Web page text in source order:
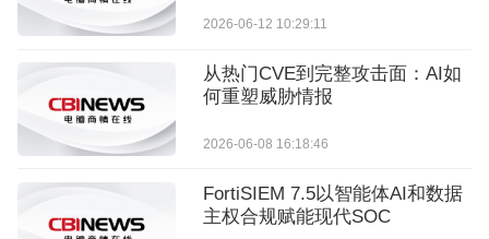
2026-06-12 10:29:11
从热门CVE到完整攻击面：AI如
何重塑威胁情报
2026-06-08 16:18:46
FortiSIEM 7.5以智能体AI和数据
主权合规赋能现代SOC